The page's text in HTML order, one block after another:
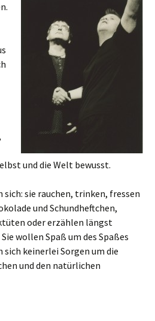
und die Welt bewusst.
sich: sie rauchen, trinken, fressen
und Schundheftchen,
oder erzählen längst
wollen Spaß um des Spaßes
keinerlei Sorgen um die
und den natürlichen